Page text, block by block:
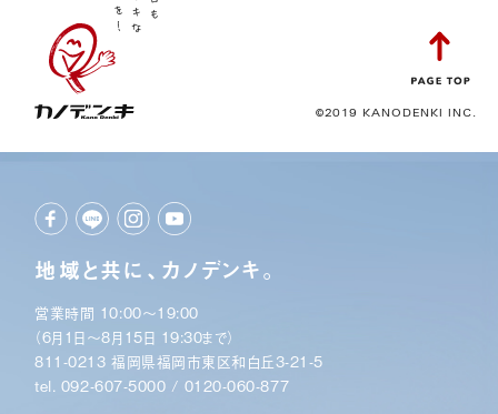
©2019 KANODENKI INC.
地域と共に、カノデンキ。
営業時間 10:00〜19:00
（6月1日〜8月15日 19:30まで）
811-0213 福岡県福岡市東区和白丘3-21-5
tel. 092-607-5000 / 0120-060-877